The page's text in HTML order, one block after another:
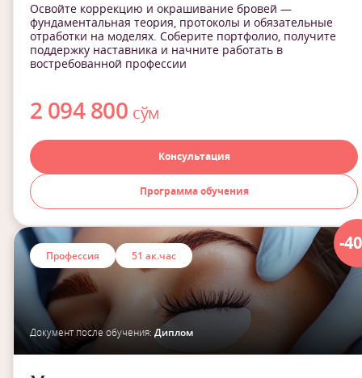
Освойте коррекцию и окрашивание бровей —
фундаментальная теория, протоколы и обязательные
отработки на моделях. Соберите портфолио, получите
поддержку наставника и начните работать в
востребованной профессии
2 094 800 сўм
Консультация
Программа обучения
-
Профессия 51 ак.час
Документ после обучения: Диплом